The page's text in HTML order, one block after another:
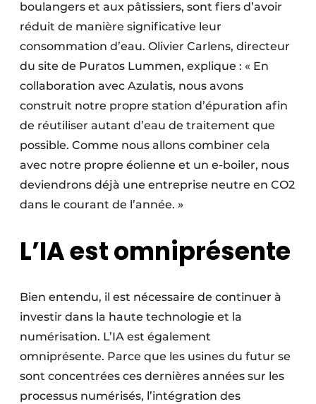
boulangers et aux pâtissiers, sont fiers d’avoir
réduit de manière significative leur
consommation d’eau. Olivier Carlens, directeur
du site de Puratos Lummen, explique : « En
collaboration avec Azulatis, nous avons
construit notre propre station d’épuration afin
de réutiliser autant d’eau de traitement que
possible. Comme nous allons combiner cela
avec notre propre éolienne et un e-boiler, nous
deviendrons déjà une entreprise neutre en CO2
dans le courant de l’année. »
L’IA est omniprésente
Bien entendu, il est nécessaire de continuer à
investir dans la haute technologie et la
numérisation. L’IA est également
omniprésente. Parce que les usines du futur se
sont concentrées ces dernières années sur les
processus numérisés, l’intégration des